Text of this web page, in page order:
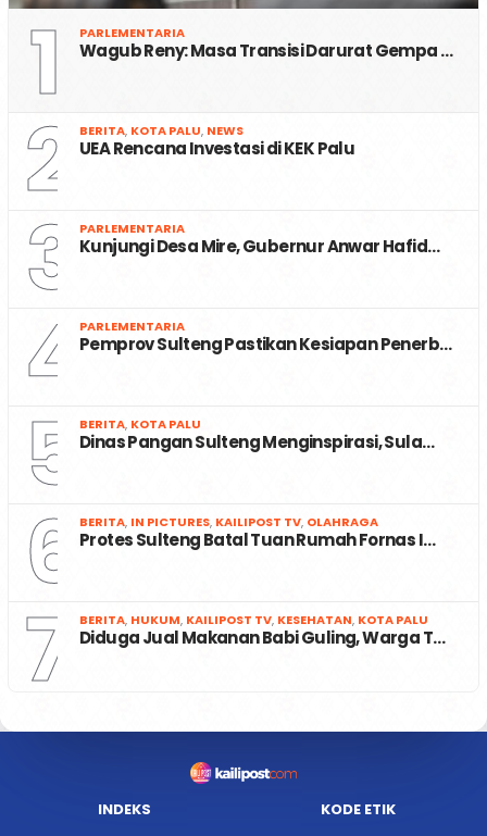
1 PARLEMENTARIA
Wagub Reny: Masa Transisi Darurat Gempa …
2 BERITA, KOTA PALU, NEWS
UEA Rencana Investasi di KEK Palu
3 PARLEMENTARIA
Kunjungi Desa Mire, Gubernur Anwar Hafid…
4 PARLEMENTARIA
Pemprov Sulteng Pastikan Kesiapan Penerb…
5 BERITA, KOTA PALU
Dinas Pangan Sulteng Menginspirasi, Sula…
6 BERITA, IN PICTURES, KAILIPOST TV, OLAHRAGA
Protes Sulteng Batal Tuan Rumah Fornas I…
7 BERITA, HUKUM, KAILIPOST TV, KESEHATAN, KOTA PALU
Diduga Jual Makanan Babi Guling, Warga T…
INDEKS
KODE ETIK